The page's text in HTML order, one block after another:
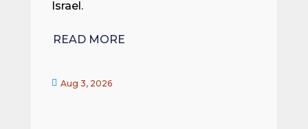
Israel.
READ MORE
 Aug 3, 2026